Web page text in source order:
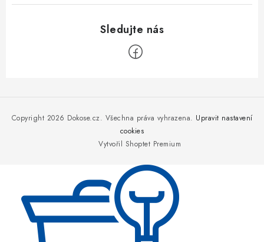
Vytvořil Shoptet Premium
Copyright 2026 Dokose.cz. Všechna práva vyhrazena. Upravit nastavení
cookies